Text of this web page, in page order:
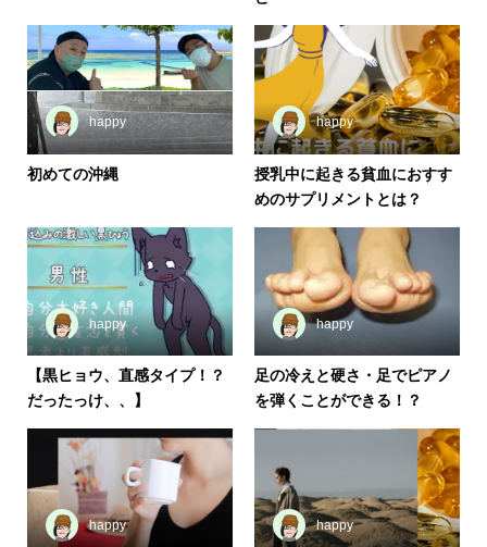
happy
初めての沖縄
happy
授乳中に起きる貧血におすす
めのサプリメントとは？
happy
【黒ヒョウ、直感タイプ！？
だったっけ、、】
happy
足の冷えと硬さ・足でピアノ
を弾くことができる！？
happy happy